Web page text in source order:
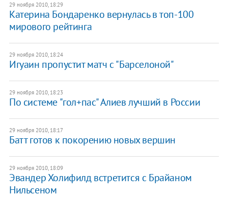
29 ноября 2010, 18:29
Катерина Бондаренко вернулась в топ-100
мирового рейтинга
29 ноября 2010, 18:24
Игуаин пропустит матч с "Барселоной"
29 ноября 2010, 18:23
По системе "гол+пас" Алиев лучший в России
29 ноября 2010, 18:17
Батт готов к покорению новых вершин
29 ноября 2010, 18:09
Эвандер Холифилд встретится с Брайаном
Нильсеном